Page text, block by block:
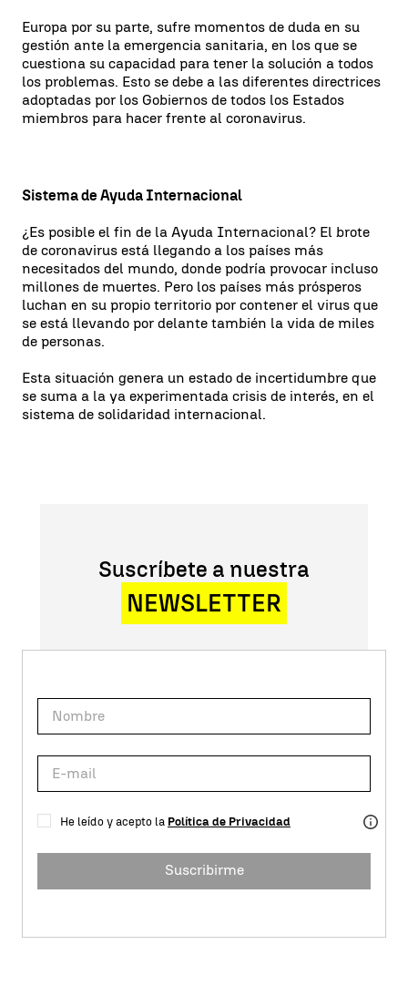
Europa por su parte, sufre momentos de duda en su
gestión ante la emergencia sanitaria, en los que se
cuestiona su capacidad para tener la solución a todos
los problemas. Esto se debe a las diferentes directrices
adoptadas por los Gobiernos de todos los Estados
miembros para hacer frente al coronavirus.
Sistema de Ayuda Internacional
¿Es posible el fin de la Ayuda Internacional? El brote
de coronavirus está llegando a los países más
necesitados del mundo, donde podría provocar incluso
millones de muertes. Pero los países más prósperos
luchan en su propio territorio por contener el virus que
se está llevando por delante también la vida de miles
de personas.
Esta situación genera un estado de incertidumbre que
se suma a la ya experimentada crisis de interés, en el
sistema de solidaridad internacional.
Suscríbete a nuestra
NEWSLETTER
He leído y acepto la Política de Privacidad
Suscribirme